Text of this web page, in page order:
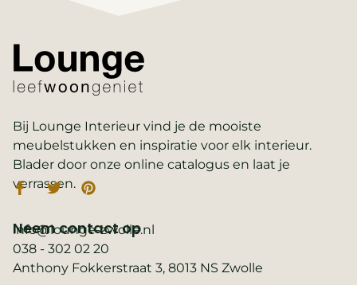
Bij Lounge Interieur vind je de mooiste
meubelstukken en inspiratie voor elk interieur.
Blader door onze online catalogus en laat je
verrassen.
Neem contact op
info@lounge-zwolle.nl
038 - 302 02 20
Anthony Fokkerstraat 3, 8013 NS Zwolle